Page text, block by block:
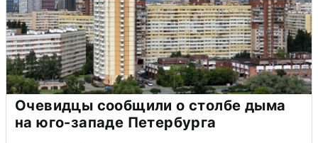
Очевидцы сообщили о столбе дыма
на юго-западе Петербурга